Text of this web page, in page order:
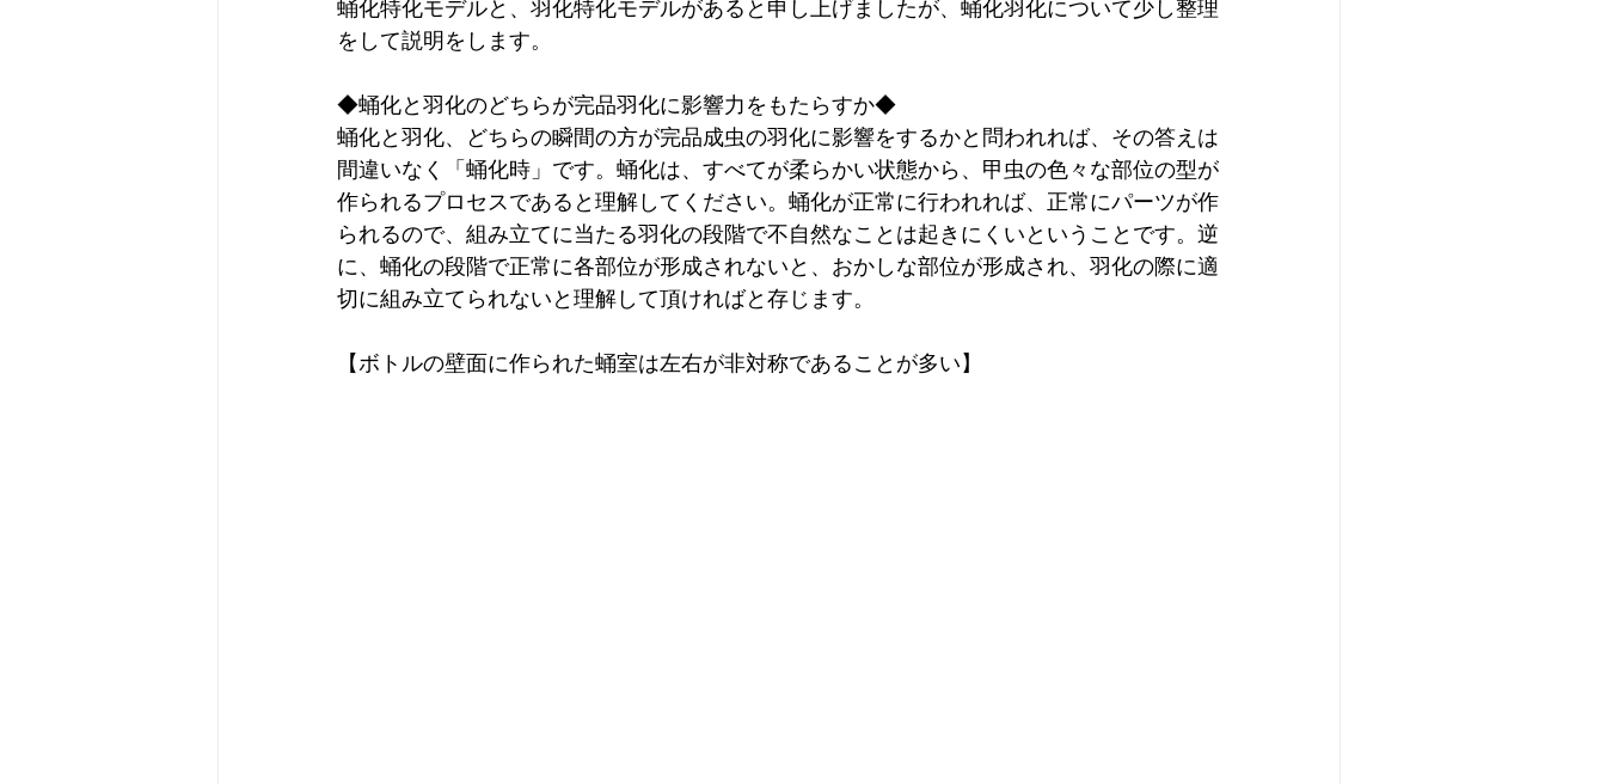
蛹化特化モデルと、羽化特化モデルがあると申し上げましたが、蛹化羽化について少し整理
をして説明をします。
◆蛹化と羽化のどちらが完品羽化に影響力をもたらすか◆
蛹化と羽化、どちらの瞬間の方が完品成虫の羽化に影響をするかと問われれば、その答えは
間違いなく「蛹化時」です。蛹化は、すべてが柔らかい状態から、甲虫の色々な部位の型が
作られるプロセスであると理解してください。蛹化が正常に行われれば、正常にパーツが作
られるので、組み立てに当たる羽化の段階で不自然なことは起きにくいということです。逆
に、蛹化の段階で正常に各部位が形成されないと、おかしな部位が形成され、羽化の際に適
切に組み立てられないと理解して頂ければと存じます。
【ボトルの壁面に作られた蛹室は左右が非対称であることが多い】